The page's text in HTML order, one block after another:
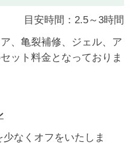
目安時間：2.5～3時間
、亀裂補修、ジェル、ア
ット料金となっておりま
くオフをいたしま